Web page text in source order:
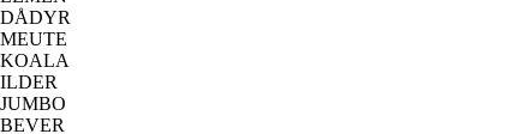
DÅDYR
MEUTE
KOALA
ILDER
JUMBO
BEVER